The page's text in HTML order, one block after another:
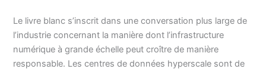
Le livre blanc s’inscrit dans une conversation plus large de
l’industrie concernant la manière dont l’infrastructure
numérique à grande échelle peut croître de manière
responsable. Les centres de données hyperscale sont de